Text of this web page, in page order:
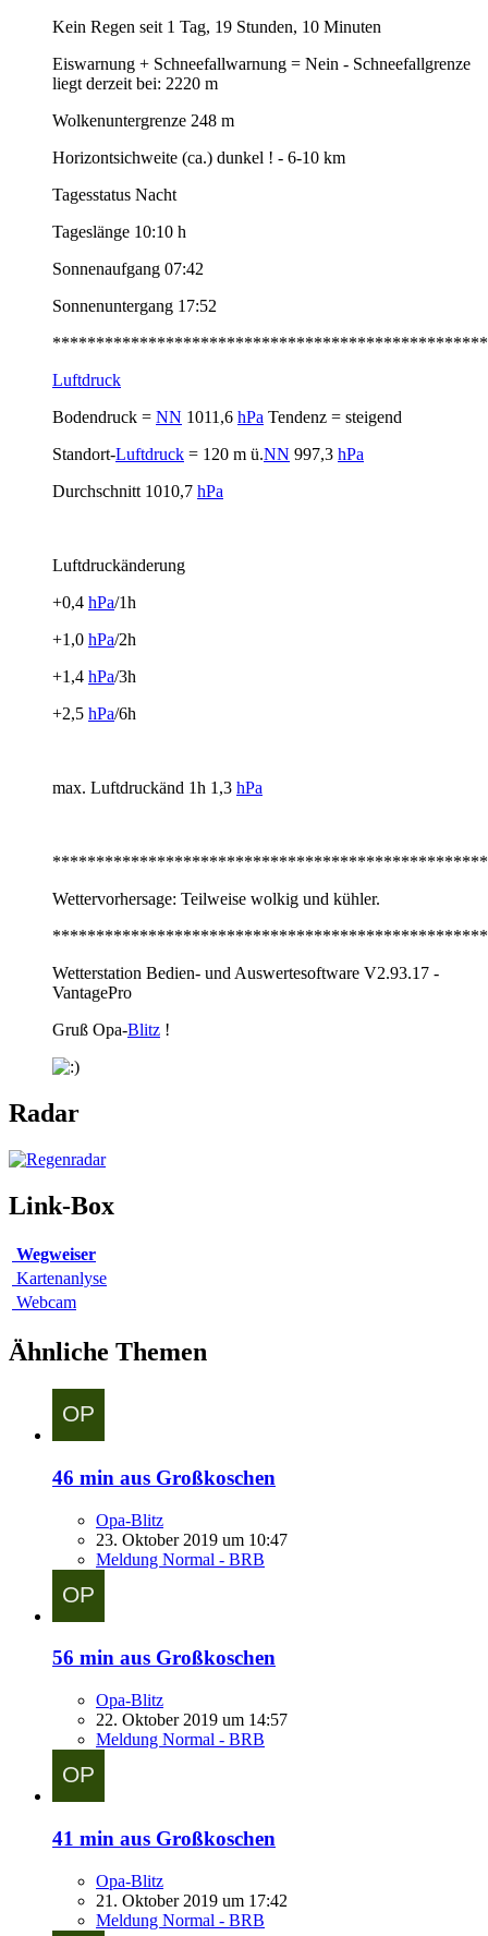
Kein Regen seit 1 Tag, 19 Stunden, 10 Minuten
Eiswarnung + Schneefallwarnung = Nein - Schneefallgrenze
liegt derzeit bei: 2220 m
Wolkenuntergrenze 248 m
Horizontsichweite (ca.) dunkel ! - 6-10 km
Tagesstatus Nacht
Tageslänge 10:10 h
Sonnenaufgang 07:42
Sonnenuntergang 17:52
Luftdruck
Bodendruck = NN 1011,6 hPa Tendenz = steigend
Standort-Luftdruck = 120 m ü.NN 997,3 hPa
Durchschnitt 1010,7 hPa
Luftdruckänderung
+0,4 hPa/1h
+1,0 hPa/2h
+1,4 hPa/3h
+2,5 hPa/6h
max. Luftdruckänd 1h 1,3 hPa
Wettervorhersage: Teilweise wolkig und kühler.
Wetterstation Bedien- und Auswertesoftware V2.93.17 -
VantagePro
Gruß Opa-Blitz !
Radar
Link-Box
Wegweiser
Kartenanlyse
Webcam
Ähnliche Themen
46 min aus Großkoschen
Opa-Blitz
23. Oktober 2019 um 10:47
Meldung Normal - BRB
56 min aus Großkoschen
Opa-Blitz
22. Oktober 2019 um 14:57
Meldung Normal - BRB
41 min aus Großkoschen
Opa-Blitz
21. Oktober 2019 um 17:42
Meldung Normal - BRB